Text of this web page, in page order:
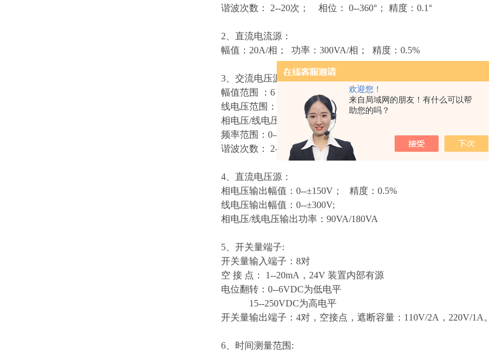
欢迎您！
来自局域网的朋友！有什么可以帮
助您的吗？
谐波次数： 2--20次； 相位： 0--360°； 精度：0.1°
2、直流电流源：
幅值：20A/相； 功率：300VA/相； 精度：0.5%
3、交流电压源：
幅值范围 ：6 ×（0--125V）； 精度：0.5%
线电压范围： 0--250V
相电压/线电压输出功率 ：70VA/100VA
频率范围：0--1000Hz； 精度：0.001Hz
谐波次数： 2--20次
4、直流电压源：
相电压输出幅值：0--±150V； 精度：0.5%
线电压输出幅值：0--±300V;
相电压/线电压输出功率：90VA/180VA
5、开关量端子:
开关量输入端子：8对
空 接 点： 1--20mA，24V 装置内部有源
电位翻转：0--6VDC为低电平
15--250VDC为高电平
开关量输出端子：4对，空接点，遮断容量：110V/2A，220V/1A。
6、时间测量范围: